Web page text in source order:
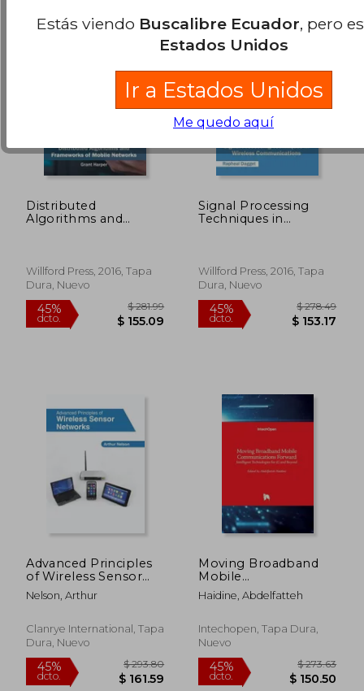
40%
dcto.
$ 44.54
$ 26.72
45%
dcto.
$
$
Distributed
Algorithms and
Willford Press, 2016, Tapa
Dura, Nuevo
Signal Processing
Techniques in
Willford Press, 2016, Tapa
Dura, Nuevo
Advanced Principles
of Wireless Sensor
Networks (en Inglés)
Nelson, Arthur
Clanrye International, Tapa
Dura, Nuevo
Moving Broadband
Mobile
Communications
Forward: Intelligent
and Beyond (en
Inglés)
Haidine, Abdelfatteh
Intechopen, Tapa Dura,
Nuevo
Estás viendo Buscalibre Ecuador, pero
Estados Unidos
Ir a Estados Unidos
Me quedo aquí